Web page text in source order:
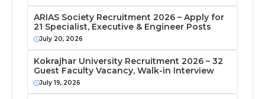
ARIAS Society Recruitment 2026 – Apply for
21 Specialist, Executive & Engineer Posts
July 20, 2026
Kokrajhar University Recruitment 2026 – 32
Guest Faculty Vacancy, Walk-in Interview
July 19, 2026